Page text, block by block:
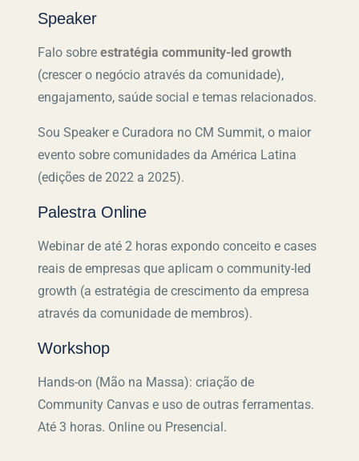
Speaker
Falo sobreestratégia community-led growth
(crescer o negócio através da comunidade),
engajamento, saúde social e temas relacionados.
Sou Speaker e Curadora no CM Summit, o maior
evento sobre comunidades da América Latina
(edições de 2022 a 2025).
Palestra Online
Webinar de até 2 horas expondo conceito e cases
reais de empresas que aplicam o community-led
growth (a estratégia de crescimento da empresa
através da comunidade de membros).
Workshop
Hands-on (Mão na Massa): criação de
Community Canvas e uso de outras ferramentas.
Até 3 horas. Online ou Presencial.